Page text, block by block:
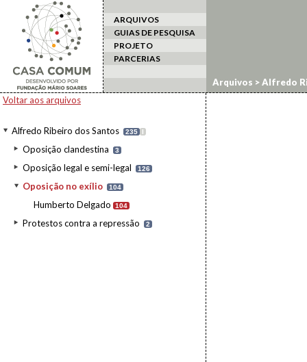
ARQUIVOS
GUIAS DE PESQUISA
PROJETO
PARCERIAS
Voltar aos arquivos
Alfredo Ribeiro dos Santos 235 I
Oposição clandestina 3
Oposição legal e semi-legal 126
Oposição no exílio 104
Humberto Delgado 104
Protestos contra a repressão 2
Arquivos >Alfredo